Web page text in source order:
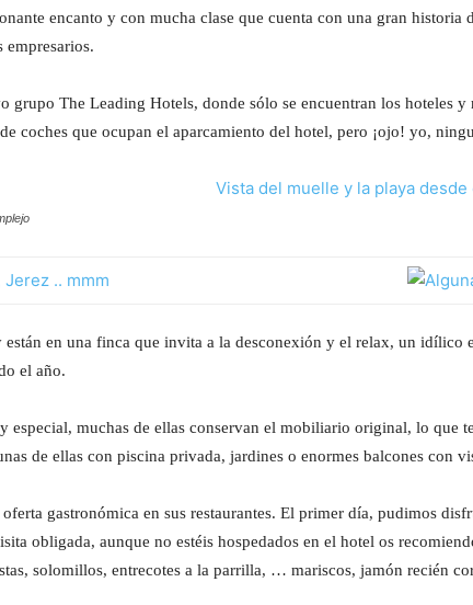
encanto y con mucha clase que cuenta con una gran historia
empresarios.
grupo The Leading Hotels, donde sólo se encuentran los hoteles
coches que ocupan el aparcamiento del hotel, pero ¡ojo! yo,
están en una finca que invita a la desconexión y el relax, un
el año.
especial, muchas de ellas conservan el mobiliario original, lo que
de ellas con piscina privada, jardines o enormes balcones con
gastronómica en sus restaurantes. El primer día, pudimos
obligada, aunque no estéis hospedados en el hotel os
solomillos, entrecotes a la parrilla, … mariscos, jamón recién